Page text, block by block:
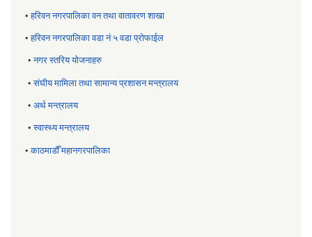
•हरिवन नगरपालिका वन तथा वातावरण शाखा
•हरिवन नगरपालिका वडा नं ५ वडा प्रोफाईल
•नगर स्तरिय याेजनाहरु
•संघीय मामिला तथा सामान्य प्रशासन मन्त्रालय
• अर्थ मन्त्रालय
•स्वास्थ्य मन्त्रालय
•काठमाडौँ महानगरपालिका